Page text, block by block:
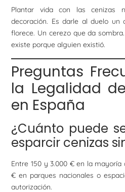
Plantar vida con las
decoración. Es darle al duelo un
florece. Un cerezo que da
existe porque alguien existió.
Preguntas
la Legalidad
en España
¿Cuánto puede
esparcir cenizas
Entre 150 y 3.000 € en la mayoría
€ en parques nacionales o
autorización.